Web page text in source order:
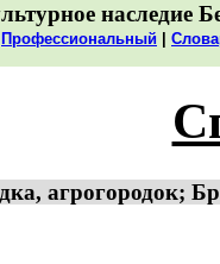
наследие
Профессиональный
агрогородок;